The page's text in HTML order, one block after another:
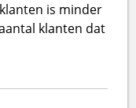
is minder
klanten dat